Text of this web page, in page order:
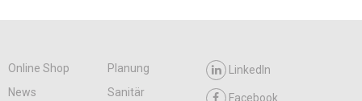
Online Shop
Planung
News
Sanitär
LinkedIn
Facebook